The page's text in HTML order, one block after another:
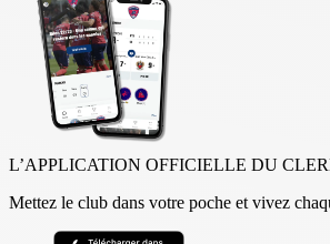
L’APPLICATION OFFICIELLE DU
Mettez le club dans votre poche et vivez